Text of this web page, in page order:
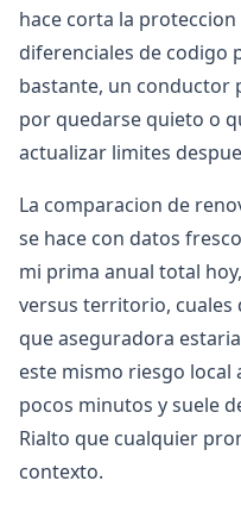
hace corta la
diferenciales de codigo
bastante, un conductor
por quedarse quieto o
actualizar limites
La comparacion de
se hace con datos
mi prima anual total
versus territorio, cuales
que aseguradora
este mismo riesgo local
pocos minutos y suele
Rialto que cualquier
contexto.